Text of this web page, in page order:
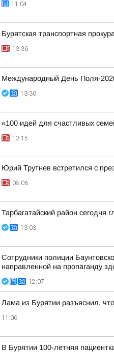
11:04
Бурятская транспортная
13:36
Международный День Поля-
13:30
«100 идей для счастливых
13:15
Юрий Трутнев встретился с
08:06
Тарбагатайский район сегодня
13:03
Сотрудники полиции
направленной на пропаганду
12:07
Лама из Бурятии разъяснил,
11:06
В Бурятии 100-летняя